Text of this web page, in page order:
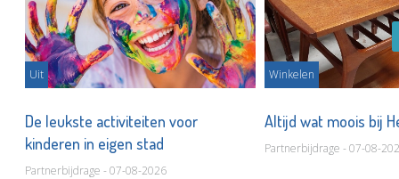
Uit
De leukste activiteiten voor
kinderen in eigen stad
Partnerbijdrage - 07-08-2026
Winkelen
Altijd wat moois bij
Partnerbijdrage - 07-08-